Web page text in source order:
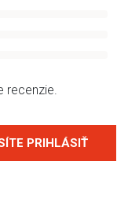
recenzie.
PRIHLÁSIŤ